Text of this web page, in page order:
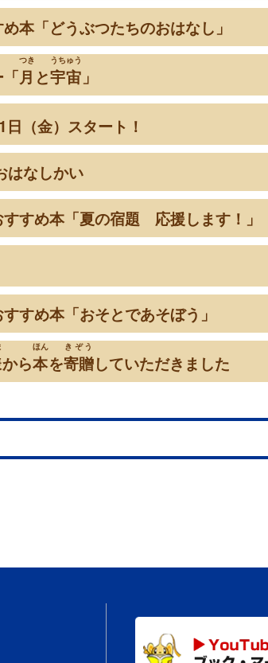
本「どうぶつたちのおはなし」
月
つき
と宇宙
うちゅう
」
（金）スタート！
はなしかい
すめ本「夏の宿題 応援します！」
すめ本「おそとであそぼう」
から本
ほん
を寄贈
きぞう
していただきました